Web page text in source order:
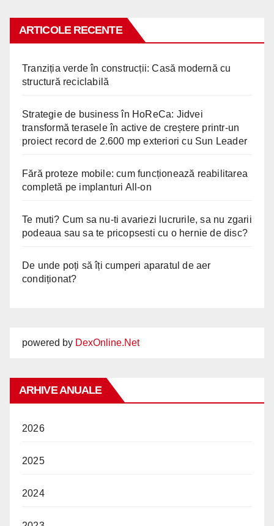
ARTICOLE RECENTE
Tranziția verde în construcții: Casă modernă cu
structură reciclabilă
Strategie de business în HoReCa: Jidvei
transformă terasele în active de creștere printr-un
proiect record de 2.600 mp exteriori cu Sun Leader
Fără proteze mobile: cum funcționează reabilitarea
completă pe implanturi All-on
Te muti? Cum sa nu-ti avariezi lucrurile, sa nu zgarii
podeaua sau sa te pricopsesti cu o hernie de disc?
De unde poți să îți cumperi aparatul de aer
condiționat?
powered by DexOnline.Net
ARHIVE ANUALE
2026
2025
2024